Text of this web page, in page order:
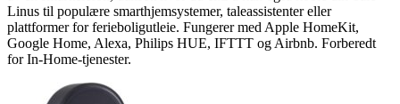
Linus til populære smarthjemsystemer, taleassistenter eller
plattformer for ferieboligutleie. Fungerer med Apple HomeKit,
Google Home, Alexa, Philips HUE, IFTTT og Airbnb. Forberedt
for In-Home-tjenester.